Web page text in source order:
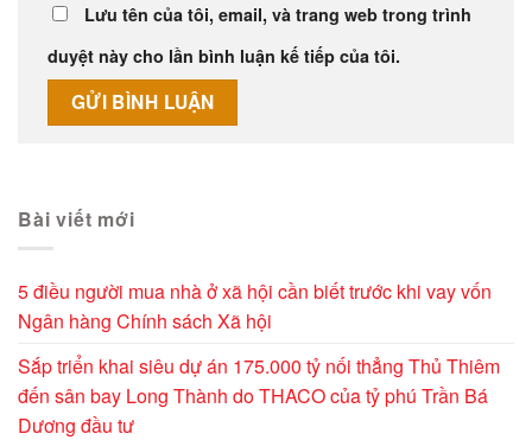
Lưu tên của tôi, email, và trang web trong trình
duyệt này cho lần bình luận kế tiếp của tôi.
Bài viết mới
5 điều người mua nhà ở xã hội cần biết trước khi vay vốn
Ngân hàng Chính sách Xã hội
Sắp triển khai siêu dự án 175.000 tỷ nối thẳng Thủ Thiêm
đến sân bay Long Thành do THACO của tỷ phú Trần Bá
Dương đầu tư